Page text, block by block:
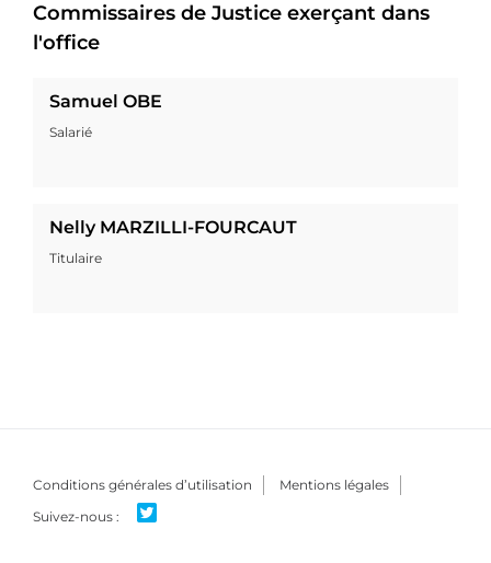
Commissaires de Justice exerçant dans
l'office
Samuel OBE
Salarié
Nelly MARZILLI-FOURCAUT
Titulaire
Conditions générales d’utilisation Mentions légales